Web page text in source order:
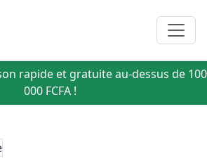
rapide et gratuite au-dessus de 100
000 FCFA !